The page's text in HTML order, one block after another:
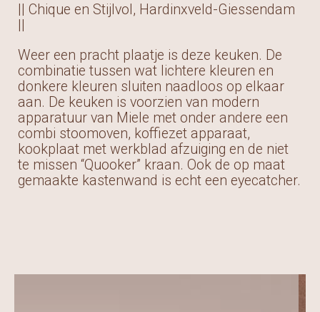
|| Chique en Stijlvol, Hardinxveld-Giessendam
Weer een pracht plaatje is deze keuken. De
combinatie tussen wat lichtere kleuren en
donkere kleuren sluiten naadloos op elkaar
aan. De keuken is voorzien van modern
apparatuur van Miele met onder andere een
combi stoomoven, koffiezet apparaat,
kookplaat met werkblad afzuiging en de niet
te missen “Quooker” kraan. Ook de op maat
gemaakte kastenwand is echt een eyecatcher.